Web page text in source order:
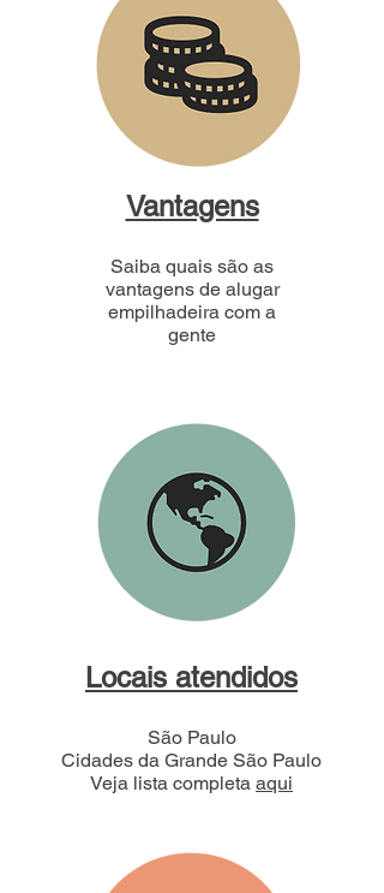
Vantagens
Saiba quais são as
vantagens de alugar
empilhadeira com a
gente
Locais atendidos
São Paulo
Cidades da Grande São Paulo
Veja lista completa aqui